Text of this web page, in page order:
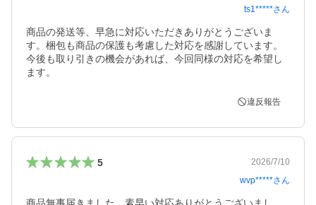
ts1*****さん
商品の発送等、早急に対応いただきありがとうございま
す。梱包も商品の保護も考慮した対応を感謝しています。
今後も取り引きの機会があれば、今回同様の対応を希望し
ます。
違反報告
5
2026/7/10
wvp*****さん